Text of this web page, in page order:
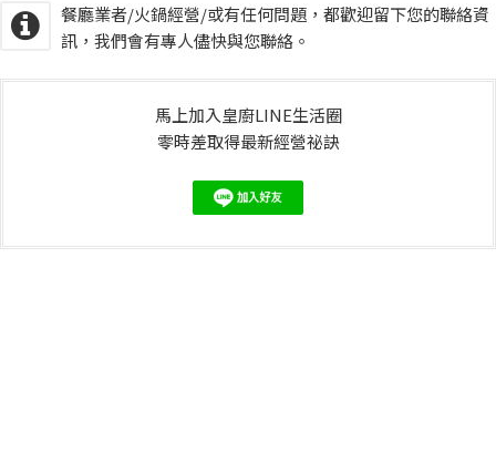
餐廳業者/火鍋經營/或有任何問題，都歡迎留下您的聯絡資
訊，我們會有專人儘快與您聯絡。
馬上加入皇廚LINE生活圈
零時差取得最新經營祕訣